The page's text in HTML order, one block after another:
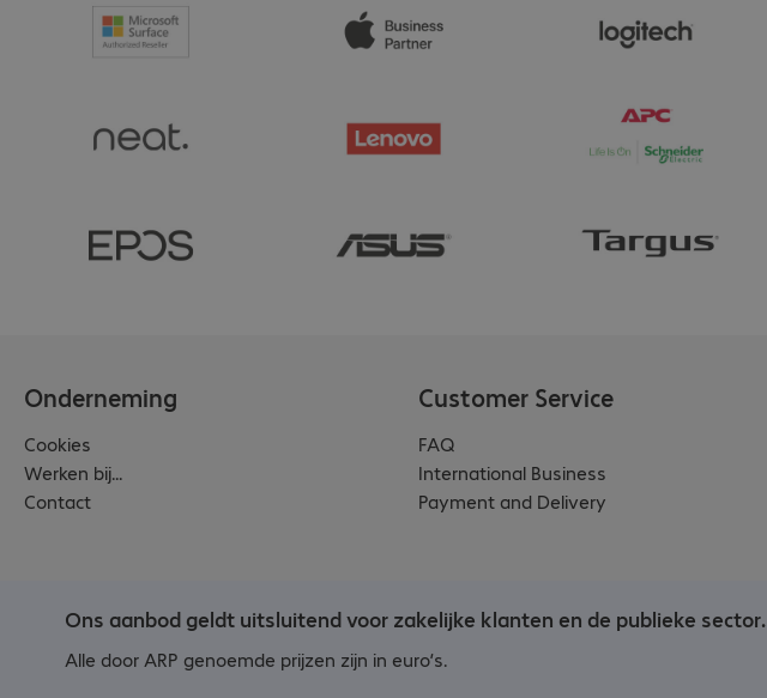
Onderneming
Cookies
Werken bij...
Contact
Customer Service
FAQ
International Business
Payment and Delivery
Ons aanbod geldt uitsluitend voor zakelijke klanten en de publieke sector.
Alle door ARP genoemde prijzen zijn in euro’s.